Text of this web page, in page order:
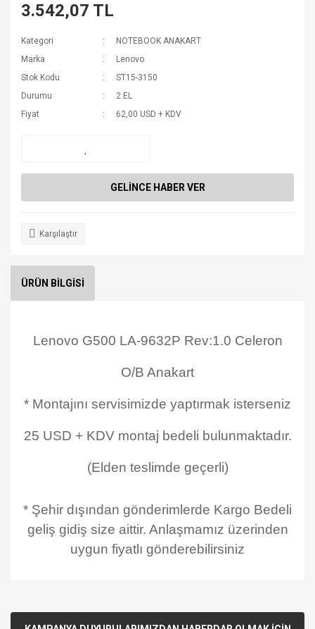
3.542,07 TL
Kategori
NOTEBOOK ANAKART
Marka
Lenovo
Stok Kodu
ST15-3150
Durumu
2.EL
Fiyat
62,00 USD + KDV
GELİNCE HABER VER
Karşılaştır
ÜRÜN BİLGİSİ
Lenovo G500 LA-9632P Rev:1.0 Celeron
O/B Anakart
* Montajını servisimizde yaptırmak isterseniz
25 USD + KDV montaj bedeli bulunmaktadır.
(Elden teslimde geçerli)
* Şehir dışından gönderimlerde Kargo Bedeli
geliş gidiş size aittir. Anlaşmamız üzerinden
uygun fiyatlı gönderebilirsiniz